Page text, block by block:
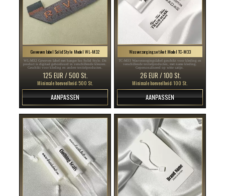
Geweven label Solid Style Model WL-M32
WL-M32 Geweven label met hanger lus Solid Style. Dit
product is digitaal geborduurd in verschillende kleuren.
Geschikt voor kleding en andere textielproducten.
125 EUR / 500 St.
Minimale hoeveelheid: 500 St.
AANPASSEN
Wasverzorgingsetiket Model TC-M33
TC-M33 Wasverzorgingslabel geschikt voor kleding en
verschillende textielproducten, met name kleding.
Gepersonaliseerd op witte satijn.
26 EUR / 100 St.
Minimale hoeveelheid: 100 St.
AANPASSEN